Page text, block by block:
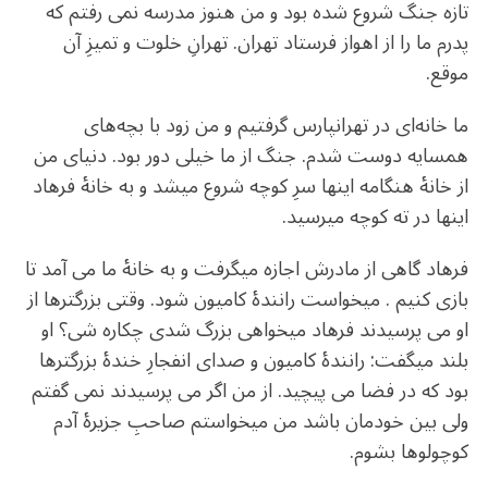
تازه جنگ شروع شده بود و من هنوز مدرسه نمی رفتم که
پدرم ما را از اهواز فرستاد تهران. تهرانِ خلوت و تمیزِ آن
موقع.
ما خانه‌ای در تهرانپارس گرفتیم و من زود با بچه‌های
همسایه دوست شدم. جنگ از ما خیلی دور بود. دنیای من
از خانۀ هنگامه اینها سرِ کوچه شروع میشد و به خانۀ فرهاد
اینها در ته کوچه میرسید.
فرهاد گاهی از مادرش اجازه میگرفت و به خانۀ ما می آمد تا
بازی کنیم . میخواست رانندۀ کامیون شود. وقتی بزرگترها از
او می پرسیدند فرهاد میخواهی بزرگ شدی چکاره شی؟ او
بلند میگفت: رانندۀ کامیون و صدای انفجارِ خندۀ بزرگترها
بود که در فضا می پیچید. از من اگر می پرسیدند نمی گفتم
ولی بین خودمان باشد من میخواستم صاحبِ جزیرۀ آدم
کوچولوها بشوم.